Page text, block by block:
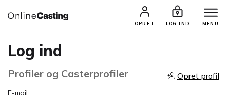
OPRET LOG IND MENU
Log ind
Profiler og Casterprofiler Opret profil
E-mail: